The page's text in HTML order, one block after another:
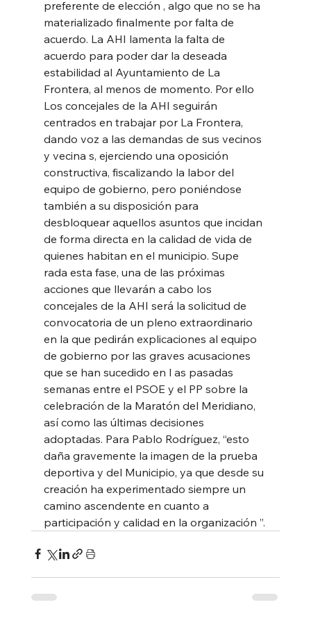
preferente de elección , algo que no se ha
materializado finalmente por falta de
acuerdo. La AHI lamenta la falta de
acuerdo para poder dar la deseada
estabilidad al Ayuntamiento de La
Frontera, al menos de momento. Por ello
Los concejales de la AHI seguirán
centrados en trabajar por La Frontera,
dando voz a las demandas de sus vecinos
y vecina s, ejerciendo una oposición
constructiva, fiscalizando la labor del
equipo de gobierno, pero poniéndose
también a su disposición para
desbloquear aquellos asuntos que incidan
de forma directa en la calidad de vida de
quienes habitan en el municipio. Supe
rada esta fase, una de las próximas
acciones que llevarán a cabo los
concejales de la AHI será la solicitud de
convocatoria de un pleno extraordinario
en la que pedirán explicaciones al equipo
de gobierno por las graves acusaciones
que se han sucedido en l as pasadas
semanas entre el PSOE y el PP sobre la
celebración de la Maratón del Meridiano,
así como las últimas decisiones
adoptadas. Para Pablo Rodríguez, “esto
daña gravemente la imagen de la prueba
deportiva y del Municipio, ya que desde su
creación ha experimentado siempre un
camino ascendente en cuanto a
participación y calidad en la organización ”.